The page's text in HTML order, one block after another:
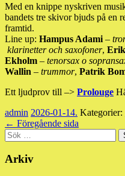
Med en knippe nyskriven
bandets tre skivor bjuds på en
framtid.
Line up: Hampus Adami –
klarinetter och saxofoner,
Ekholm – tenorsax o
Wallin – trummor, Patrik
Ett ljudprov till –> Prolouge
admin 2026-01-14. Kategorier:
Inläggsnavigering
← Föregående sida
Sidopanel
Sök
efter:
Arkiv